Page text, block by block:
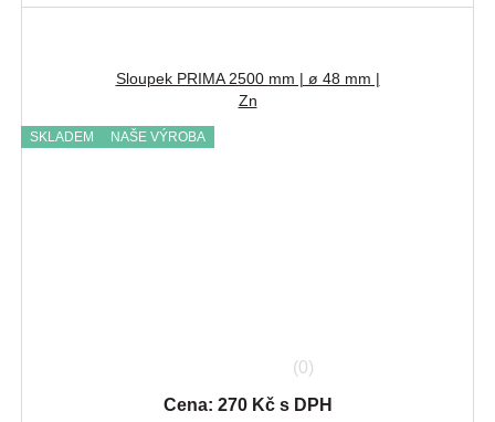
Sloupek PRIMA 2500 mm | ø 48 mm |
Zn
SKLADEM NAŠE VÝROBA
(0)
Cena: 270 Kč s DPH